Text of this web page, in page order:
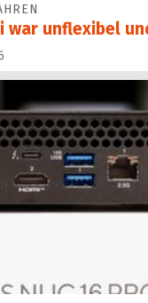
war unflexibel